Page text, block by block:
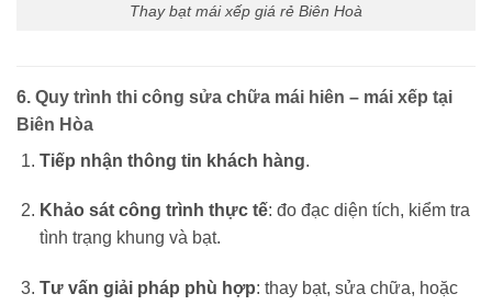
Thay bạt mái xếp giá rẻ Biên Hoà
6. Quy trình thi công sửa chữa mái hiên – mái xếp tại
Biên Hòa
Tiếp nhận thông tin khách hàng.
Khảo sát công trình thực tế: đo đạc diện tích, kiểm tra
tình trạng khung và bạt.
Tư vấn giải pháp phù hợp: thay bạt, sửa chữa, hoặc